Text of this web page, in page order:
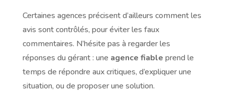
Certaines agences précisent d’ailleurs comment les
avis sont contrôlés, pour éviter les faux
commentaires. N’hésite pas à regarder les
réponses du gérant : une agence fiable prend le
temps de répondre aux critiques, d’expliquer une
situation, ou de proposer une solution.